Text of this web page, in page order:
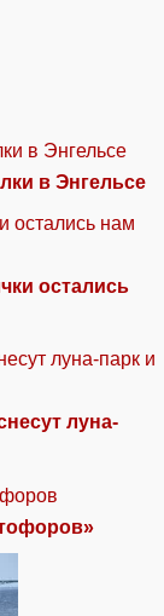
в Энгельсе
остались
луна-